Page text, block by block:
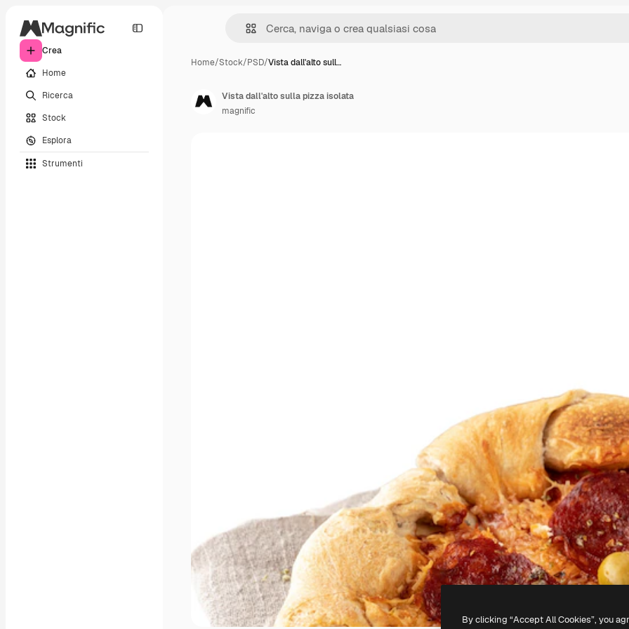
Crea
Home
Ricerca
Stock
Esplora
Strumenti
Home/Stock/PSD/Vista dall'alto sull…
Vista dall'alto sulla pizza isolata
magnific
By clicking “Accept All Cookies”, you